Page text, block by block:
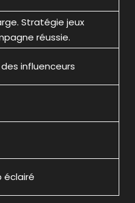
Stratégie jeux
réussie.
influenceurs
éclairé